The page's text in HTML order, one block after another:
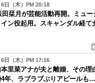
日（木）PM 20:18
栞月が芸能活動再開。ミュー
ン役起用。スキャンダル経て
日（木）PM 17:16
里菜アナが夫と離婚、その
年、ラブラブぶりアピールも